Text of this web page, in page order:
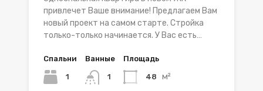
привлечет Ваше внимание! Предлагаем Вам
новый проект на самом старте. Стройка
только-только начинается. У Вас есть…
Спальни
1
Ванные
1
Площадь
48 м²